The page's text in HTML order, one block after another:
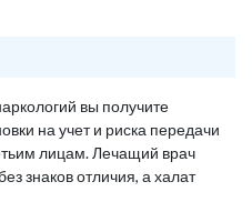
вы получите
на учет и риска передачи
лицам. Лечащий врач
знаков отличия, а халат